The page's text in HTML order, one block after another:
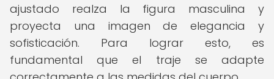
ajustado realza la figura masculina y
proyecta una imagen de elegancia y
sofisticación. Para lograr esto, es
fundamental que el traje se adapte